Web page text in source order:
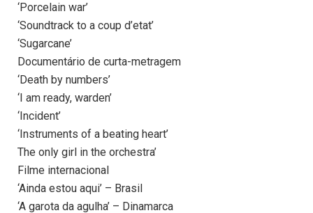
‘Porcelain war’
‘Soundtrack to a coup d’etat’
‘Sugarcane’
Documentário de curta-metragem
‘Death by numbers’
‘I am ready, warden’
‘Incident’
‘Instruments of a beating heart’
The only girl in the orchestra’
Filme internacional
‘Ainda estou aqui’ – Brasil
‘A garota da agulha’ – Dinamarca